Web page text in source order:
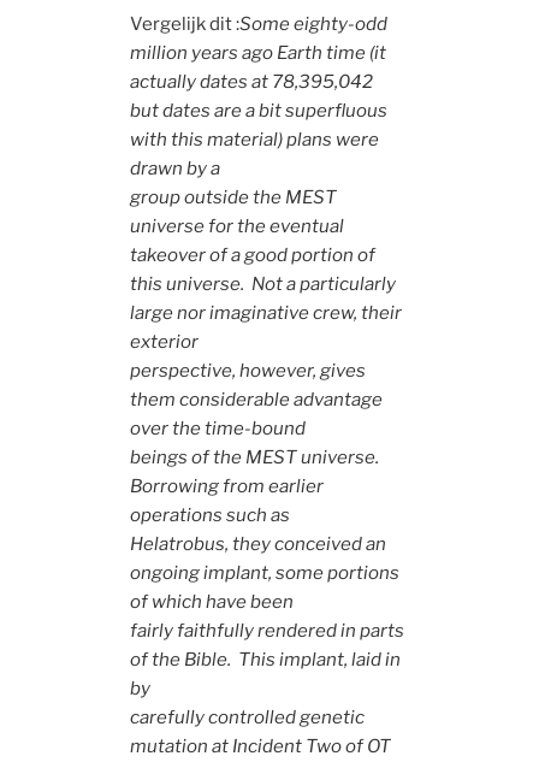
Vergelijk dit :Some eighty-odd
million years ago Earth time (it
actually dates at 78,395,042
but dates are a bit superfluous
with this material) plans were
drawn by a
group outside the MEST
universe for the eventual
takeover of a good portion of
this universe. Not a particularly
large nor imaginative crew, their
exterior
perspective, however, gives
them considerable advantage
over the time-bound
beings of the MEST universe.
Borrowing from earlier
operations such as
Helatrobus, they conceived an
ongoing implant, some portions
of which have been
fairly faithfully rendered in parts
of the Bible. This implant, laid in
by
carefully controlled genetic
mutation at Incident Two of OT